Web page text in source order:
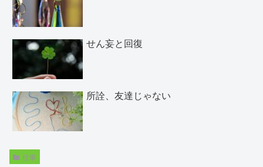
せん妄と回復
所詮、友達じゃない
仕事